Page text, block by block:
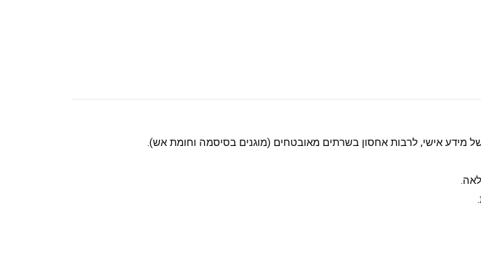
של מידע אישי, לרבות אחסון בשרתים מאובטחים (מוגנים בסיסמה וחומת אש).